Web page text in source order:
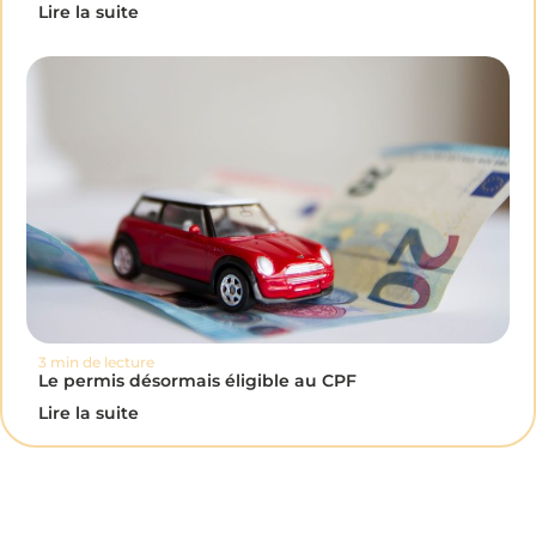
Lire la suite
3 min de lecture
Le permis désormais éligible au CPF
Lire la suite